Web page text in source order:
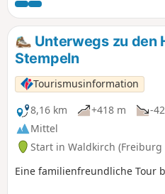
auf den Kandel, den höchsten
Doch auch wenn der Aufstieg
ist schneller erreicht als
Unterwegs zu den
Stempeln
Tourismusinformation
8,16 km
+418 m -
Mittel
Start in Waldkirch
Eine familienfreundliche Tour